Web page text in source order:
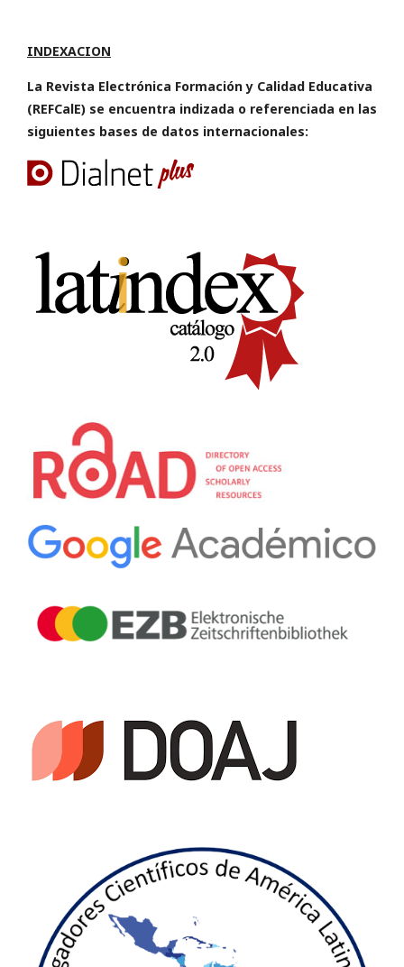
INDEXACION
La Revista Electrónica Formación y Calidad Educativa
(REFCalE) se encuentra indizada o referenciada en las
siguientes bases de datos internacionales: